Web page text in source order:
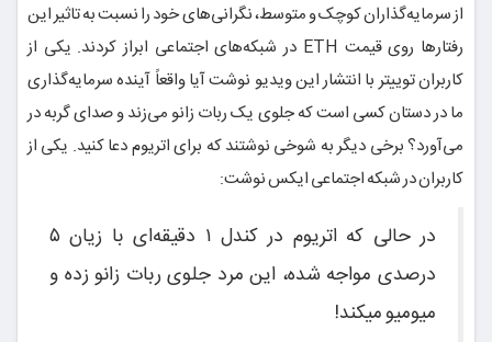
از سرمایه‌گذاران کوچک و متوسط، نگرانی‌های خود را نسبت به تاثیر این
رفتارها روی قیمت ETH در شبکه‌های اجتماعی ابراز کردند. یکی از
کاربران توییتر با انتشار این ویدیو نوشت آیا واقعاً آینده سرمایه‌گذاری
ما در دستان کسی است که جلوی یک ربات زانو می‌زند و صدای گربه در
می‌آورد؟ برخی دیگر به شوخی نوشتند که برای اتریوم دعا کنید. یکی از
کاربران در شبکه اجتماعی ایکس نوشت:
در حالی که اتریوم در کندل ۱ دقیقه‌ای با زیان ۵
درصدی مواجه شده، این مرد جلوی ربات زانو زده و
میومیو میکند!